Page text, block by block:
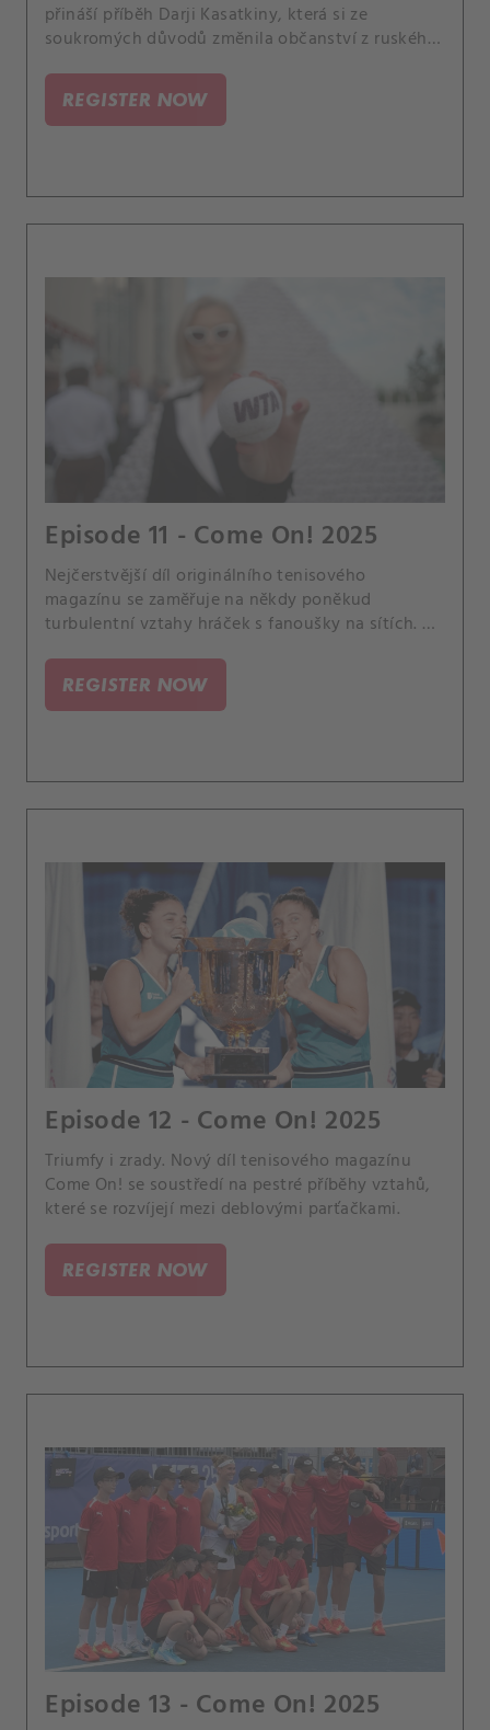
přináší příběh Darji Kasatkiny, která si ze
soukromých důvodů změnila občanství z ruského
případy a uvádí je do souvislostí.
REGISTER NOW
Episode 11 - Come On! 2025
Nejčerstvější díl originálního tenisového
magazínu se zaměřuje na někdy poněkud
turbulentní vztahy hráček s fanoušky na sítích. A
šéfa WTA, jehož tahy v branži vyvolaly hodně
nespokojenosti a pobouření.
REGISTER NOW
Episode 12 - Come On! 2025
Triumfy i zrady. Nový díl tenisového magazínu
Come On! se soustředí na pestré příběhy vztahů,
které se rozvíjejí mezi deblovými parťačkami.
REGISTER NOW
Episode 13 - Come On! 2025